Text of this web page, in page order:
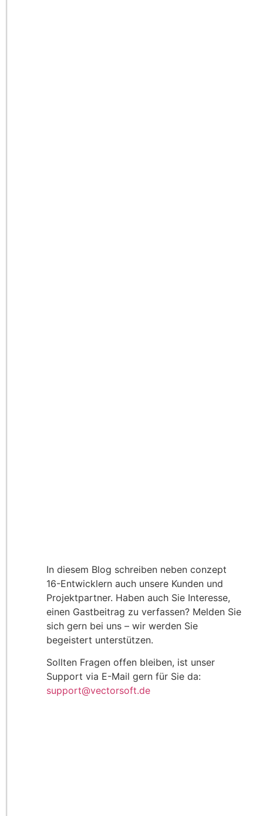
In diesem Blog schreiben neben conzept
16-Entwicklern auch unsere Kunden und
Projektpartner. Haben auch Sie Interesse,
einen Gastbeitrag zu verfassen? Melden Sie
sich gern bei uns – wir werden Sie
begeistert unterstützen.
Sollten Fragen offen bleiben, ist unser
Support via E-Mail gern für Sie da:
support@vectorsoft.de